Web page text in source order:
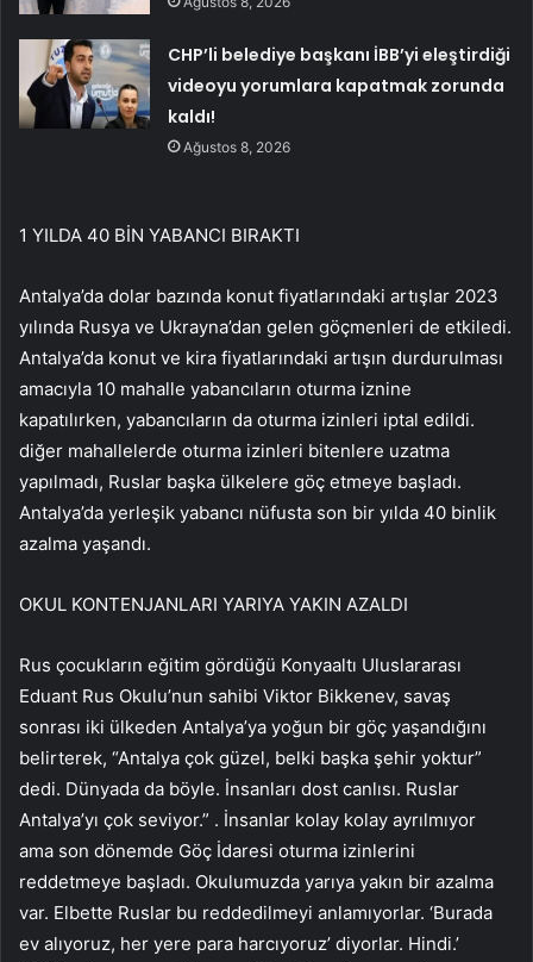
CHP’li belediye başkanı İBB’yi eleştirdiği
videoyu yorumlara kapatmak zorunda
kaldı!
Ağustos 8, 2026
1 YILDA 40 BİN YABANCI BIRAKTI
Antalya’da dolar bazında konut fiyatlarındaki artışlar 2023
yılında Rusya ve Ukrayna’dan gelen göçmenleri de etkiledi.
Antalya’da konut ve kira fiyatlarındaki artışın durdurulması
amacıyla 10 mahalle yabancıların oturma iznine
kapatılırken, yabancıların da oturma izinleri iptal edildi.
diğer mahallelerde oturma izinleri bitenlere uzatma
yapılmadı, Ruslar başka ülkelere göç etmeye başladı.
Antalya’da yerleşik yabancı nüfusta son bir yılda 40 binlik
azalma yaşandı.
OKUL KONTENJANLARI YARIYA YAKIN AZALDI
Rus çocukların eğitim gördüğü Konyaaltı Uluslararası
Eduant Rus Okulu’nun sahibi Viktor Bikkenev, savaş
sonrası iki ülkeden Antalya’ya yoğun bir göç yaşandığını
belirterek, “Antalya çok güzel, belki başka şehir yoktur”
dedi. Dünyada da böyle. İnsanları dost canlısı. Ruslar
Antalya’yı çok seviyor.” . İnsanlar kolay kolay ayrılmıyor
ama son dönemde Göç İdaresi oturma izinlerini
reddetmeye başladı. Okulumuzda yarıya yakın bir azalma
var. Elbette Ruslar bu reddedilmeyi anlamıyorlar. ‘Burada
ev alıyoruz, her yere para harcıyoruz’ diyorlar. Hindi.’